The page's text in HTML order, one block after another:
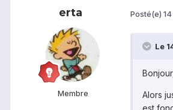
erta
Membre
Posté(e)
Le
Bonjour,
Alors